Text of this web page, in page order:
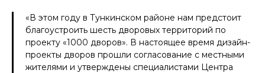
«В этом году в Тункинском районе нам предстоит
благоустроить шесть дворовых территорий по
проекту «1000 дворов». В настоящее время дизайн-
проекты дворов прошли согласование с местными
жителями и утверждены специалистами Центра